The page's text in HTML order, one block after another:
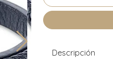
Descripción